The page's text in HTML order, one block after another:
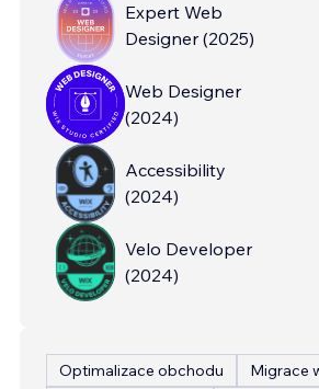
Expert Web
Designer (2025)
Web Designer
(2024)
Accessibility
(2024)
Velo Developer
(2024)
Optimalizace obchodu
Migrace